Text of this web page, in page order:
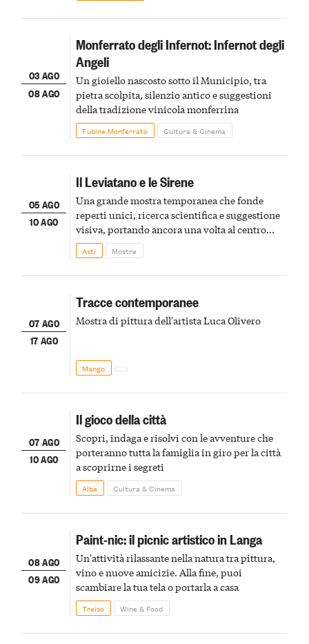
03 AGO
08 AGO
Monferrato degli Infernot: Infernot degli
Angeli
Un gioiello nascosto sotto il Municipio, tra
pietra scolpita, silenzio antico e suggestioni
della tradizione vinicola monferrina
Fubine Monferrato Cultura & Cinema
05 AGO
10 AGO
Il Leviatano e le Sirene
Una grande mostra temporanea che fonde
reperti unici, ricerca scientifica e suggestione
visiva, portando ancora una volta al centro
della scena le meraviglie del passato astigiano
Asti Mostre
07 AGO
17 AGO
Tracce contemporanee
Mostra di pittura dell'artista Luca Olivero
Mango
07 AGO
10 AGO
Il gioco della città
Scopri, indaga e risolvi con le avventure che
porteranno tutta la famiglia in giro per la città
a scoprirne i segreti
Alba Cultura & Cinema
08 AGO
09 AGO
Paint-nic: il picnic artistico in Langa
Un'attività rilassante nella natura tra pittura,
vino e nuove amicizie. Alla fine, puoi
scambiare la tua tela o portarla a casa
Treiso Wine & Food